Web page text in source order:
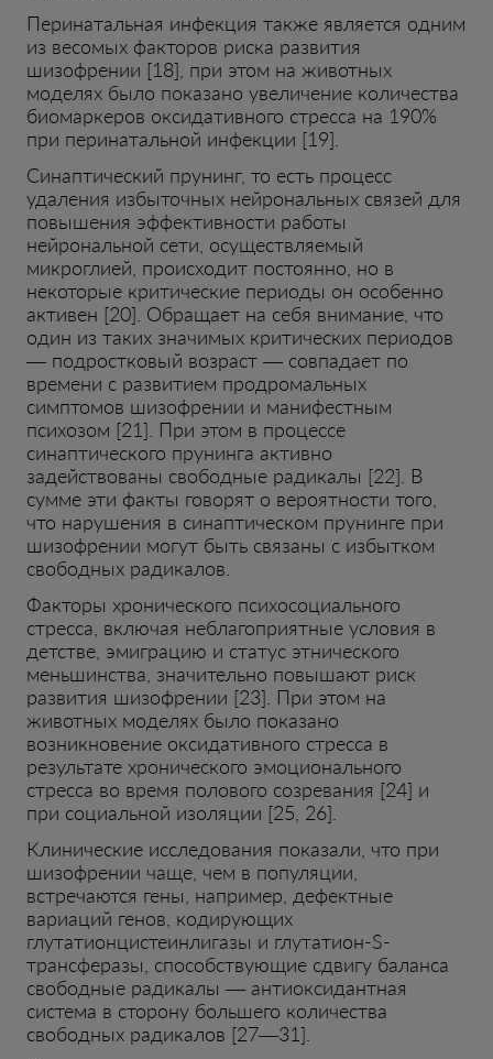
Перинатальная инфекция также является одним
из весомых факторов риска развития
шизофрении [18], при этом на животных
моделях было показано увеличение количества
биомаркеров оксидативного стресса на 190%
при перинатальной инфекции [19].
Синаптический прунинг, то есть процесс
удаления избыточных нейрональных связей для
повышения эффективности работы
нейрональной сети, осуществляемый
микроглией, происходит постоянно, но в
некоторые критические периоды он особенно
активен [20]. Обращает на себя внимание, что
один из таких значимых критических периодов
— подростковый возраст — совпадает по
времени с развитием продромальных
симптомов шизофрении и манифестным
психозом [21]. При этом в процессе
синаптического прунинга активно
задействованы свободные радикалы [22]. В
сумме эти факты говорят о вероятности того,
что нарушения в синаптическом прунинге при
шизофрении могут быть связаны с избытком
свободных радикалов.
Факторы хронического психосоциального
стресса, включая неблагоприятные условия в
детстве, эмиграцию и статус этнического
меньшинства, значительно повышают риск
развития шизофрении [23]. При этом на
животных моделях было показано
возникновение оксидативного стресса в
результате хронического эмоционального
стресса во время полового созревания [24] и
при социальной изоляции [25, 26].
Клинические исследования показали, что при
шизофрении чаще, чем в популяции,
встречаются гены, например, дефектные
вариаций генов, кодирующих
глутатионцистеинлигазы и глутатион-S-
трансферазы, способствующие сдвигу баланса
свободные радикалы — антиоксидантная
система в сторону большего количества
свободных радикалов [27—31].